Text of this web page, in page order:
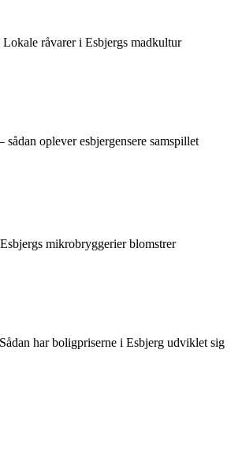
Lokale råvarer i Esbjergs madkultur
oplever esbjergensere samspillet
mikrobryggerier blomstrer
har boligpriserne i Esbjerg udviklet sig